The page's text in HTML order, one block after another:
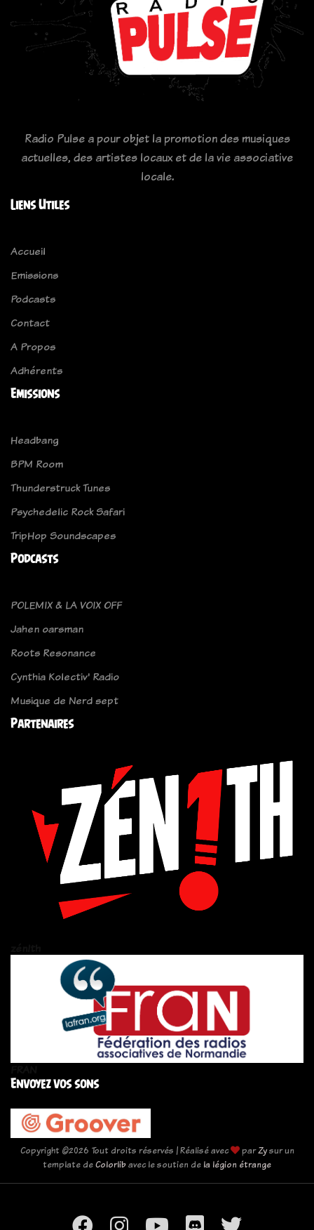
Radio Pulse a pour objet la promotion des musiques
actuelles, des artistes locaux et de la vie associative
locale.
Liens Utiles
Accueil
Emissions
Podcasts
Contact
A Propos
Adhérents
Emissions
Headbang
BPM Room
Thunderstruck Tunes
Psychedelic Rock Safari
TripHop Soundscapes
Podcasts
POLEMIX & LA VOIX OFF
Jahen oarsman
Roots Resonance
Cynthia Kolectiv' Radio
Musique de Nerd sept
Partenaires
Envoyez vos sons
Copyright ©2026 Tout droits réservés | Réalisé avec parZysur un
template deColorlibavec le soutien de la légion étrange